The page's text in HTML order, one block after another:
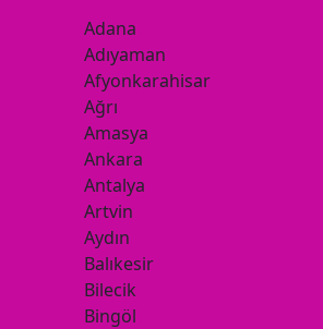
Adana
Adıyaman
Afyonkarahisar
Ağrı
Amasya
Ankara
Antalya
Artvin
Aydın
Balıkesir
Bilecik
Bingöl